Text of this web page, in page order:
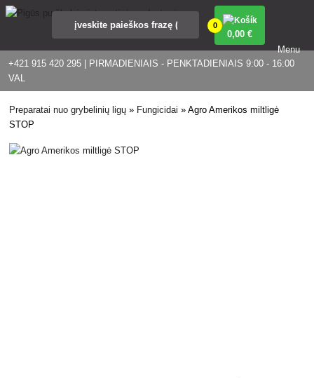
+421 915 420 295 | PIRMADIENIAIS - PENKTADIENIAIS 9:00 - 16:00
VAL
0
0,00 €
Menu
Preparatai nuo grybelinių ligų » Fungicidai »Agro Amerikos miltligė
STOP